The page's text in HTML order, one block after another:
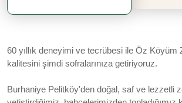
60 yıllık deneyimi ve tecrübesi ile Öz Köyüm
kalitesini şimdi sofralarınıza getiriyoruz.
Burhaniye Pelitköy'den doğal, saf ve lezzetli